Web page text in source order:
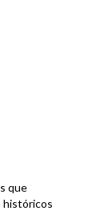
que
históricos